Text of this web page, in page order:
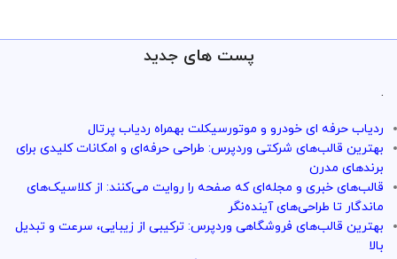
پست های جدید
.
ردیاب حرفه ای خودرو و موتورسیکلت بهمراه ردیاب پرتال
بهترین قالب‌های شرکتی وردپرس: طراحی حرفه‌ای و امکانات کلیدی برای
برندهای مدرن
قالب‌های خبری و مجله‌ای که صفحه را روایت می‌کنند: از کلاسیک‌های
ماندگار تا طراحی‌های آینده‌نگر
بهترین قالب‌های فروشگاهی وردپرس: ترکیبی از زیبایی، سرعت و تبدیل
بالا